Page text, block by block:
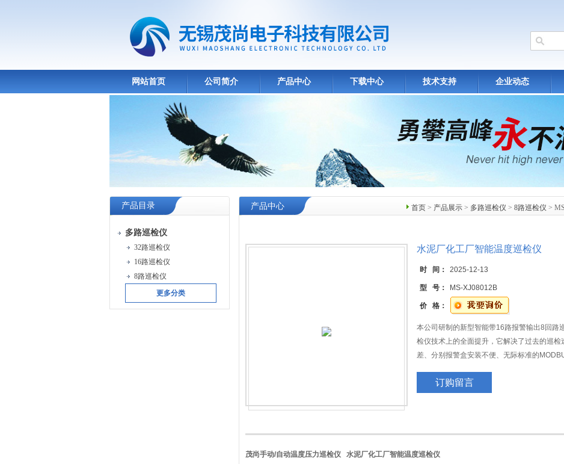
网站首页 公司简介 产品中心 下载中心 技术支持 企业动态
产品目录
多路巡检仪
32路巡检仪
16路巡检仪
8路巡检仪
更多分类
首页 > 产品展示 > 多路巡检仪 > 8路巡检仪 >
产品中心
水泥厂化工厂智能温度巡检仪
时 间： 2025-12-13
型 号： MS-XJ08012B
价 格：
本公司研制的新型智能带16路报警输出8回路
检仪技术上的全面提升，它解决了过去的巡
差、分别报警盒安装不便、无际标准的
力巡检仪订购留言
茂尚手动/自动温度压力巡检仪 水泥厂化工厂智能温度巡检仪